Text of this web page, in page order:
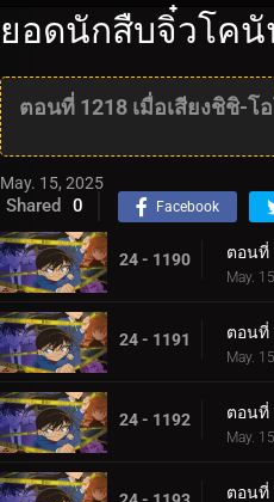
ยอดนักสืบจิ๋วโคนั
ตอนที่ 1218 เมื่อเสียงชิชิ-โ
May. 15, 2025
Shared 0 Facebook
24 - 1190 ตอนที่
May.
24 - 1191 ตอนที่
May.
24 - 1192 ตอนที่
May.
ตอนที่